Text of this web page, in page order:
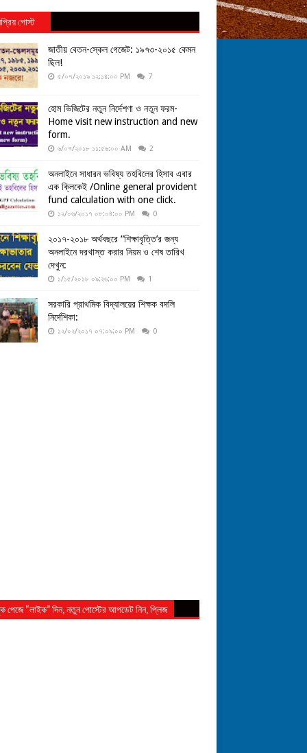
পোস্ট
জাতীয় বেতন-স্কেল গেজেট: ১৯৭৩-২০১৫ কেমন
ছিল!
৫/০৭/২০১৯ ১২:১৪:০০ PM 7
হোম ভিজিটের নতুন নির্দেশণা ও নতুন ফরম-
Home visit new instruction and new
form.
৬/০৭/২০১৮ ১১:৫৬:০০ AM 2
অনলাইনে সাধারন ভবিষ্য তহবিলের হিসাব এবার
এক ক্লিকেই /Online general provident
fund calculation with one click.
১২/০৬/২০১৭ ০৮:০৪:০০ PM 0
২০১৭-২০১৮ অর্থবছরে “শিক্ষাবৃত্তি’র জন্য
অনলাইনে দরখাস্ত করার নিয়ম ও শেষ তারিখ
দেখুন:
১/১৫/২০১৮ ০৯:২৬:০০ PM 1
সরকারি প্রাথমিক বিদ্যালয়ের শিক্ষক বদলি
নির্দেশিকা:
১২/০২/২০১৭ ০৭:০৯:০০ PM 0
পেজে “লাইক” দিন, নতুন পোস্টের আপডেট নিন, প্লিজ